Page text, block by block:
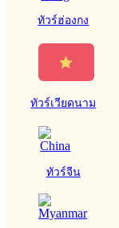
ทัวร์ฮ่องกง
ทัวร์เวียดนาม
ทัวร์จีน